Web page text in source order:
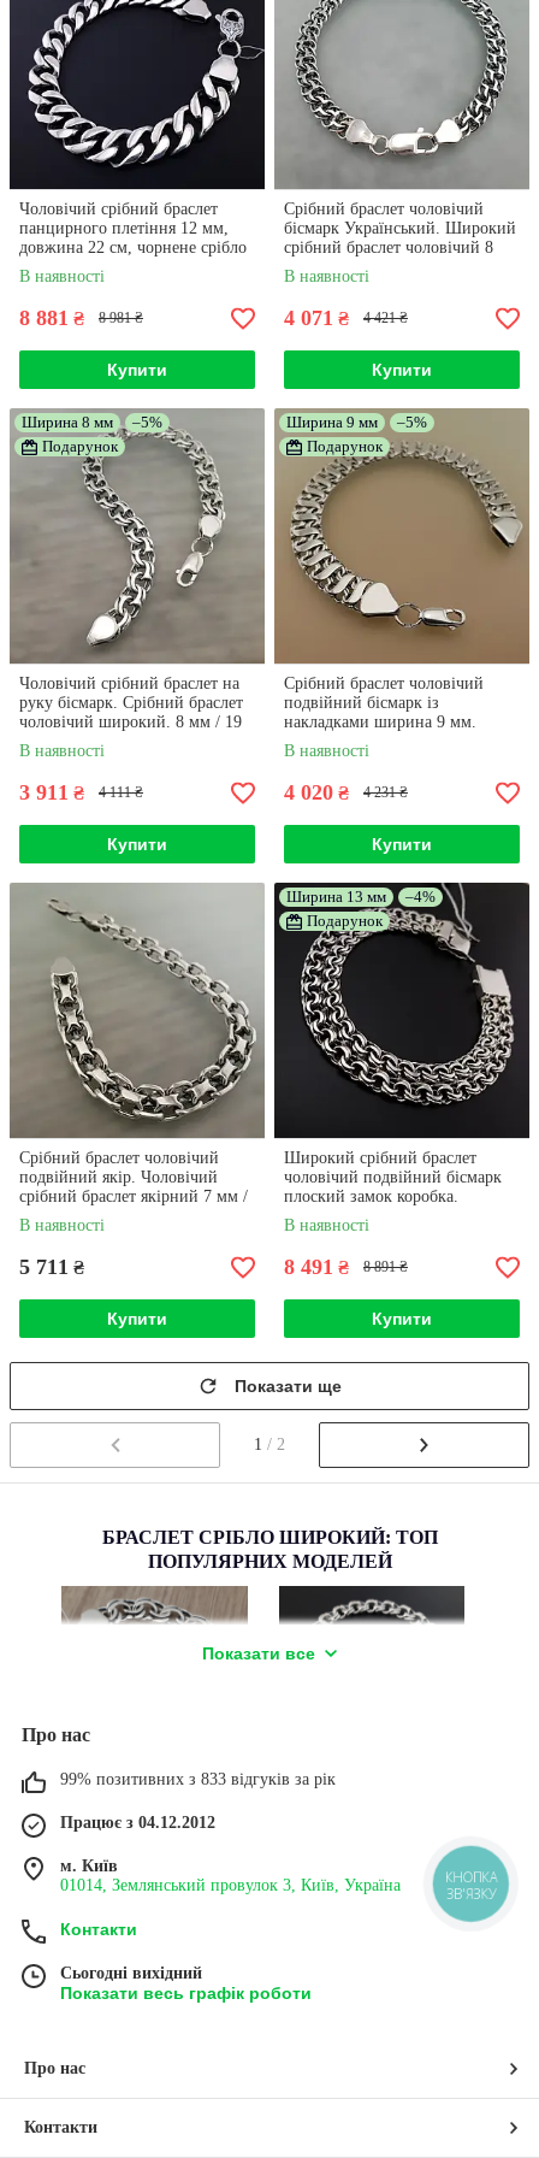
Чоловічий срібний браслет
панцирного плетіння 12 мм,
довжина 22 см, чорнене срібло
В наявності
8 881 ₴ 8 981 ₴
Купити
Срібний браслет чоловічий
бісмарк Український. Широкий
срібний браслет чоловічий 8
мм. 21 см
В наявності
4 071 ₴ 4 421 ₴
Купити
Ширина 8 мм
–5%
Подарунок
Чоловічий срібний браслет на
руку бісмарк. Срібний браслет
чоловічий широкий. 8 мм / 19
см
В наявності
3 911 ₴ 4 111 ₴
Купити
Ширина 9 мм
–5%
Подарунок
Срібний браслет чоловічий
подвійний бісмарк із
накладками ширина 9 мм.
Браслет срібний чоловічий на
руки. 20 см
В наявності
4 020 ₴ 4 231 ₴
Купити
Срібний браслет чоловічий
подвійний якір. Чоловічий
срібний браслет якірний 7 мм /
21 см
В наявності
5 711 ₴
Купити
Ширина 13 мм
–4%
Подарунок
Широкий срібний браслет
чоловічий подвійний бісмарк
плоский замок коробка.
Ширина 13 мм. Довжина 21 см
В наявності
8 491 ₴ 8 891 ₴
Купити
Показати ще
1 / 2
БРАСЛЕТ СРІБЛО ШИРОКИЙ: ТОП
ПОПУЛЯРНИХ МОДЕЛЕЙ
БРАСЛЕТ ЧОЛОВІЧИЙ
Матеріал – чорнене срібло
ШИРОКИЙ ЧОЛОВІЧИЙ
ДО КАТАЛОГУ ➔
ТОВСТІ СРІБНІ БРАСЛЕТИ
жіночі в комплекті з мішечком, коробочкою,
будь-яку точку України.
Показати все
Про нас
99% позитивних з 833 відгуків за рік
Працює з 04.12.2012
м. Київ
01014, Землянський провулок 3, Київ, Україна
Контакти
Сьогодні вихідний
Показати весь графік роботи
Про нас
Контакти
КНОПКА
ЗВ'ЯЗКУ